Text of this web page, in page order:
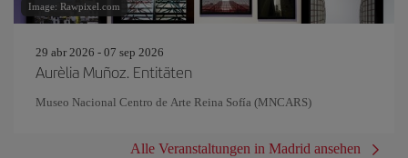
Image: Rawpixel.com
29 abr 2026 - 07 sep 2026
Aurèlia Muñoz. Entitäten
Museo Nacional Centro de Arte Reina Sofía (MNCARS)
Alle Veranstaltungen in Madrid ansehen